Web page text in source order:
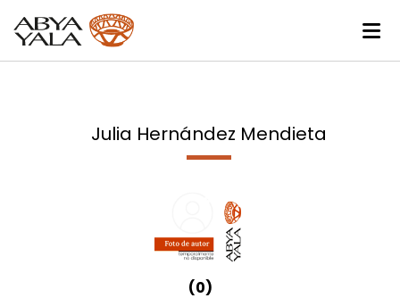
Julia Hernández Mendieta
(0)